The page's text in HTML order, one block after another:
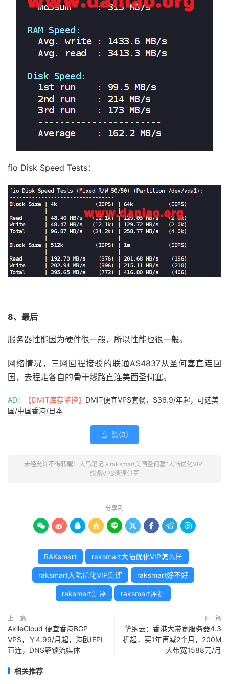
fio Disk Speed Tests：
8、最后
服务器性能因为硬件很一般，所以性能也很一般。
网络情况，三网回程接驳的联通AS4837从圣何塞直连回
国，去程走各自的骨干线路直连美西圣何塞。
AD： 【DMIT库存监控】 DMIT便宜VPS套餐，$36.9/年起，可选美
国/中国香港/日本
 赞(0)
未经允许不得转载： 大鸟笔记 » raksmart美国圣何塞“大陆优化VIP”
线路VPS测评分享
分享到
        
RAKsmart raksmart大陆优化VIP怎么样
raksmart大陆优化VIP测评 raksmart好不好
raksmart测评 raksmart评测
上一篇
AkileCloud 便宜香港BGP
VPS，￥4.99/月起，港欧IEPL
直连，DNS解锁流媒体
下一篇
华纳云：香港大带宽服务器4.3
折起，买1年再减2个月，200M
大带宽1588元/月
相关推荐